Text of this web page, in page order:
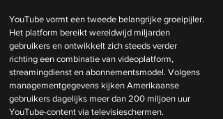
YouTube vormt een tweede belangrijke groeipijler.
Het platform bereikt wereldwijd miljarden
gebruikers en ontwikkelt zich steeds verder
richting een combinatie van videoplatform,
streamingdienst en abonnementsmodel. Volgens
managementgegevens kijken Amerikaanse
gebruikers dagelijks meer dan 200 miljoen uur
YouTube-content via televisieschermen.